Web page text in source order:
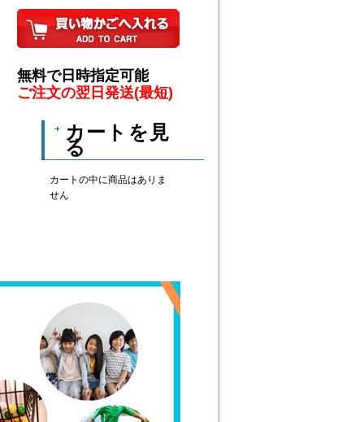
無料で日時指定可能
ご注文の翌日発送(最短)
カートを見
る
カートの中に商品はありま
せん